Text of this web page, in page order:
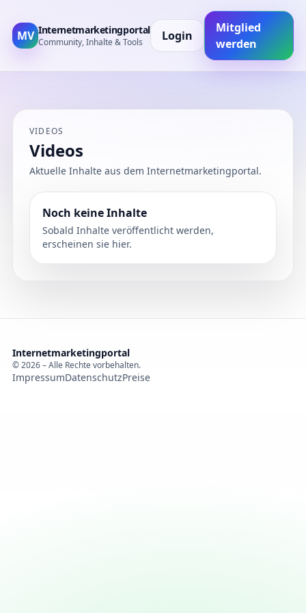
MV Internetmarketingportal
Community, Inhalte & Tools Login
Mitglied
werden
VIDEOS
Videos
Aktuelle Inhalte aus dem Internetmarketingportal.
Noch keine Inhalte
Sobald Inhalte veröffentlicht werden,
erscheinen sie hier.
Internetmarketingportal
© 2026 – Alle Rechte vorbehalten.
ImpressumDatenschutzPreise